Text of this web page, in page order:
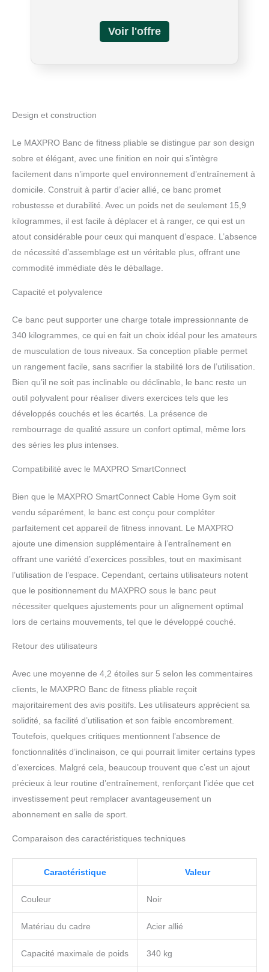
Des développés couchés et des step-ups aux
rangées et aux tractions lat, ce banc améliore
les capacités de votre équipement
fermement la MAXPRO en place, soulage la
divers exercices. Ses pieds pliables permettent
un rangement sans effort, ce qui le rend parfait
pour les petits espaces et les salles de sport à
aluminium de qualité aérospatiale, ce banc est à
la fois solide et léger, idéal pour les
entraînements à la maison ou à l'extérieur. Le
dessus confortable en cuir vinyle offre une
surface facile à nettoyer, tandis que le banc est
livré entièrement assemblé, prêt à être utilisé
immédiatement.
Design et construction
Le MAXPRO Banc de fitness pliable se distingue par son design
sobre et élégant, avec une finition en noir qui s’intègre
facilement dans n’importe quel environnement d’entraînement à
domicile. Construit à partir d’acier allié, ce banc promet
robustesse et durabilité. Avec un poids net de seulement 15,9
kilogrammes, il est facile à déplacer et à ranger, ce qui est un
atout considérable pour ceux qui manquent d’espace. L’absence
de nécessité d’assemblage est un véritable plus, offrant une
commodité immédiate dès le déballage.
Capacité et polyvalence
Ce banc peut supporter une charge totale impressionnante de
340 kilogrammes, ce qui en fait un choix idéal pour les amateurs
de musculation de tous niveaux. Sa conception pliable permet
un rangement facile, sans sacrifier la stabilité lors de l’utilisation.
Bien qu’il ne soit pas inclinable ou déclinable, le banc reste un
outil polyvalent pour réaliser divers exercices tels que les
développés couchés et les écartés. La présence de
rembourrage de qualité assure un confort optimal, même lors
des séries les plus intenses.
Compatibilité avec le MAXPRO SmartConnect
Bien que le MAXPRO SmartConnect Cable Home Gym soit
vendu séparément, le banc est conçu pour compléter
parfaitement cet appareil de fitness innovant. Le MAXPRO
ajoute une dimension supplémentaire à l’entraînement en
offrant une variété d’exercices possibles, tout en maximisant
l’utilisation de l’espace. Cependant, certains utilisateurs notent
que le positionnement du MAXPRO sous le banc peut
nécessiter quelques ajustements pour un alignement optimal
lors de certains mouvements, tel que le développé couché.
Retour des utilisateurs
Avec une moyenne de 4,2 étoiles sur 5 selon les commentaires
clients, le MAXPRO Banc de fitness pliable reçoit
majoritairement des avis positifs. Les utilisateurs apprécient sa
solidité, sa facilité d’utilisation et son faible encombrement.
Toutefois, quelques critiques mentionnent l’absence de
fonctionnalités d’inclinaison, ce qui pourrait limiter certains types
d’exercices. Malgré cela, beaucoup trouvent que c’est un ajout
précieux à leur routine d’entraînement, renforçant l’idée que cet
investissement peut remplacer avantageusement un
abonnement en salle de sport.
Comparaison des caractéristiques techniques
Caractéristique Valeur
Couleur Noir
Matériau du cadre Acier allié
Capacité maximale de poids 340 kg